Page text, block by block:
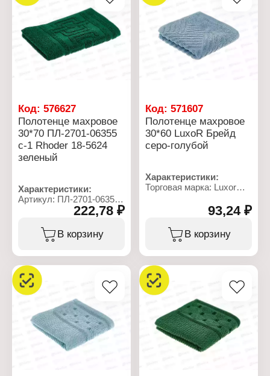
Код: 576627
Полотенце махровое
30*70 ПЛ-2701-06355
с-1 Rhoder 18-5624
зеленый
Характеристики:
Артикул: ПЛ-2701-06355
Тип товара: Полотенце
Вид ткани: махровое
Размер: 30х70 см
Плотность: 360 г/кв.м
222,78 ₽
В корзину
Код:571607
Полотенце махровое
30*60 LuxoR Брейд
серо-голубой
Характеристики:
Торговая марка: Luxor
Модель: "Брейд"
Вид ткани: махровое
Размер: 30х60 см
Состав: 100% хлопок
Плотность: 400 г/кв.м
93,24 ₽
В корзину